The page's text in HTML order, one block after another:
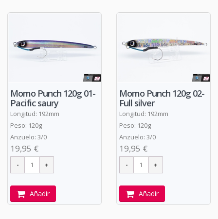
Momo Punch 120g 01-
Pacific saury
Longitud: 192mm
Peso: 120g
Anzuelo: 3/0
19,95 €
Añadir
Momo Punch 120g 02-
Full silver
Longitud: 192mm
Peso: 120g
Anzuelo: 3/0
19,95 €
Añadir